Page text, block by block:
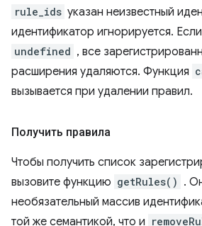
rule_ids указан неизвестный
идентификатор игнорируется. Если
undefined , все
расширения удаляются. Функция
вызывается при удалении правил.
Получить правила
Чтобы получить список
вызовите функцию getRules() .
необязательный массив
той же семантикой, что и